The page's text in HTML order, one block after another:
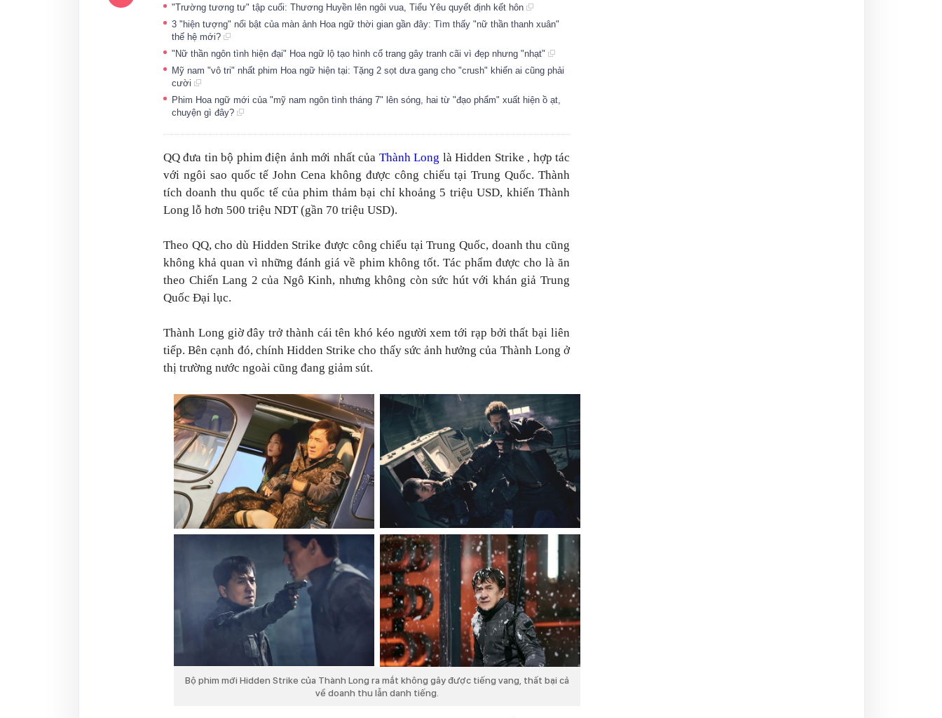
"Trường tương tư" tập cuối: Thương Huyền lên ngôi vua, Tiểu Yêu quyết định kết hôn
3 "hiện tượng" nổi bật của màn ảnh Hoa ngữ thời gian gần đây: Tìm thấy "nữ thần thanh xuân"
thế hệ mới?
"Nữ thần ngôn tình hiện đại" Hoa ngữ lộ tạo hình cổ trang gây tranh cãi vì đẹp nhưng "nhạt"
Mỹ nam "vô tri" nhất phim Hoa ngữ hiện tại: Tặng 2 sọt dưa gang cho "crush" khiến ai cũng phải
cười
Phim Hoa ngữ mới của "mỹ nam ngôn tình tháng 7" lên sóng, hai từ "đạo phẩm" xuất hiện ồ ạt,
chuyện gì đây?
QQđưa tin bộ phim điện ảnh mới nhất của Thành Long làHidden Strike , hợp tác
với ngôi sao quốc tế John Cena không được công chiếu tại Trung Quốc. Thành
tích doanh thu quốc tế của phim thảm bại chỉ khoảng 5 triệu USD, khiến Thành
Long lỗ hơn 500 triệu NDT (gần 70 triệu USD).
Theo QQ, cho dù Hidden Strike được công chiếu tại Trung Quốc, doanh thu cũng
không khả quan vì những đánh giá về phim không tốt. Tác phẩm được cho là ăn
theo Chiến Lang 2của Ngô Kinh, nhưng không còn sức hút với khán giả Trung
Quốc Đại lục.
Thành Long giờ đây trở thành cái tên khó kéo người xem tới rạp bởi thất bại liên
tiếp. Bên cạnh đó, chính Hidden Strikecho thấy sức ảnh hưởng của Thành Long ở
thị trường nước ngoài cũng đang giảm sút.
Bộ phim mới Hidden Strike của Thành Long ra mắt không gây được tiếng vang, thất bại cả
về doanh thu lẫn danh tiếng.